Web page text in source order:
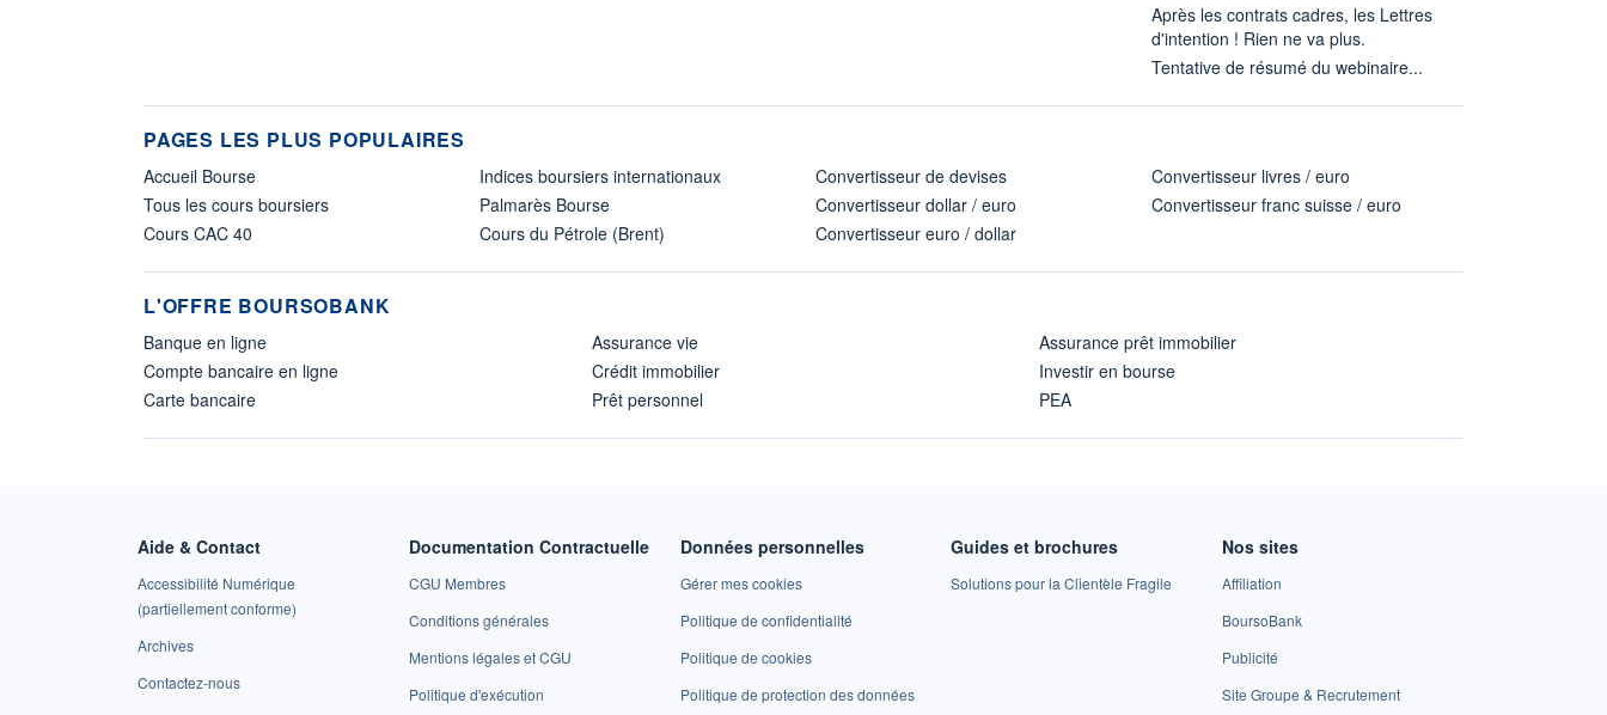
Après les contrats cadres, les Lettres
d'intention ! Rien ne va plus.
Tentative de résumé du webinaire...
PAGES LES PLUS POPULAIRES
Accueil Bourse
Tous les cours boursiers
Cours CAC 40
Indices boursiers internationaux
Palmarès Bourse
Cours du Pétrole (Brent)
Convertisseur de devises
Convertisseur dollar / euro
Convertisseur euro / dollar
Convertisseur livres / euro
Convertisseur franc suisse / euro
L'OFFRE BOURSOBANK
Banque en ligne
Compte bancaire en ligne
Carte bancaire
Assurance vie
Crédit immobilier
Prêt personnel
Assurance prêt immobilier
Investir en bourse
PEA
Aide & Contact
Accessibilité Numérique
(partiellement conforme)
Archives
Contactez-nous
Documentation Contractuelle
CGU Membres
Conditions générales
Mentions légales et CGU
Politique d'exécution
Données personnelles
Gérer mes cookies
Politique de confidentialité
Politique de cookies
Politique de protection des données
Guides et brochures
Solutions pour la Clientèle Fragile
Nos sites
Affiliation
BoursoBank
Publicité
Site Groupe & Recrutement